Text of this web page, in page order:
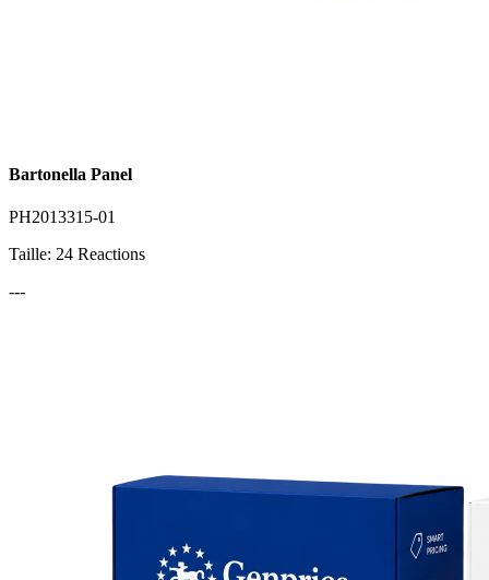
Bartonella Panel
PH2013315-01
Taille: 24 Reactions
---